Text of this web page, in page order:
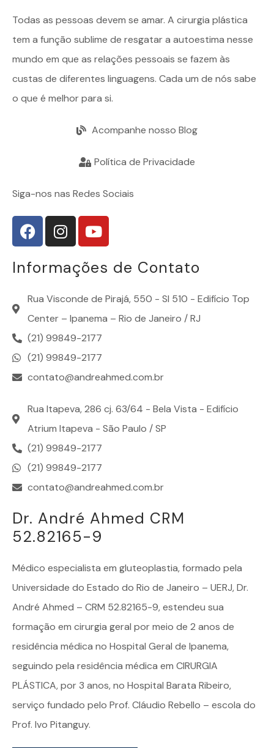
Todas as pessoas devem se amar. A cirurgia plástica
tem a função sublime de resgatar a autoestima nesse
mundo em que as relações pessoais se fazem às
custas de diferentes linguagens. Cada um de nós sabe
o que é melhor para si.
Acompanhe nosso Blog
Política de Privacidade
Siga-nos nas Redes Sociais
Informações de Contato
Rua Visconde de Pirajá, 550 - Sl 510 - Edifício Top
Center – Ipanema – Rio de Janeiro / RJ
(21) 99849-2177
(21) 99849-2177
contato@andreahmed.com.br
Rua Itapeva, 286 cj. 63/64 - Bela Vista - Edifício
Atrium Itapeva - São Paulo / SP
(21) 99849-2177
(21) 99849-2177
contato@andreahmed.com.br
Dr. André Ahmed CRM
52.82165-9
Médico especialista em gluteoplastia, formado pela
Universidade do Estado do Rio de Janeiro – UERJ, Dr.
André Ahmed – CRM 52.82165-9, estendeu sua
formação em cirurgia geral por meio de 2 anos de
residência médica no Hospital Geral de Ipanema,
seguindo pela residência médica em CIRURGIA
PLÁSTICA, por 3 anos, no Hospital Barata Ribeiro,
serviço fundado pelo Prof. Cláudio Rebello – escola do
Prof. Ivo Pitanguy.